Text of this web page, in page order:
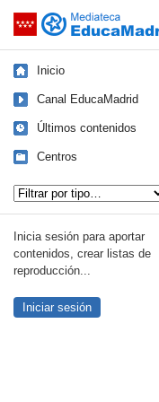
Saltar navegación
Inicio
Canal EducaMadrid
Últimos contenidos
Centros
Inicia sesión para aportar
contenidos, crear listas de
reproducción...
Iniciar sesión